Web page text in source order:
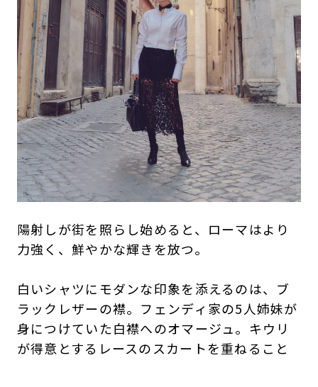
陽射しが街を照らし始めると、ローマはより
力強く、鮮やかな輝きを放つ。
白いシャツにモダンな印象を添えるのは、ブ
ラックレザーの襟。フェンディ家の5人姉妹が
身につけていた白襟へのオマージュ。キウリ
が得意とするレースのスカートを重ねること